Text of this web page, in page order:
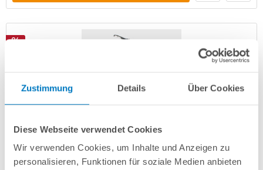
Zustimmung Details Über Cookies
Diese Webseite verwendet Cookies
Wir verwenden Cookies, um Inhalte und Anzeigen zu
personalisieren, Funktionen für soziale Medien anbieten
SPECK-Filterbehälter PRIMO Ø 400 mm mit 7-Wege-
Rückspülventil und Grundplatte / ohne Pumpe